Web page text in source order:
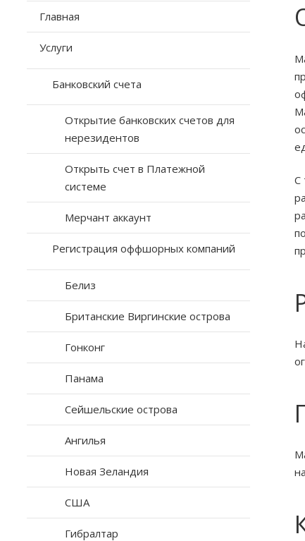
С
Главная
Услуги
Банковский счета
Открытие банковских счетов для
нерезидентов
Открыть счет в Платежной
системе
Мерчант аккаунт
Регистрация оффшорных компаний
Белиз
Британские Виргинские острова
Гонконг
Панама
Сейшельские острова
Ангилья
Новая Зеландия
США
Гибралтар